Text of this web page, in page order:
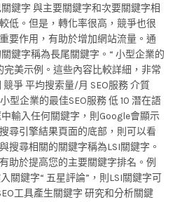
鍵字 與主要關鍵字和次要關鍵字相
低。但是，轉化率很高，競爭也很
要作用，有助於增加網站流量。通
鍵字稱為長尾關鍵字。“ 小型企業的
完美示例。這些內容比較詳細，非常
爭 平均搜索量/月 SEO服務 介質
型企業的最佳SEO服務 低 10 潛在語
輸入任何關鍵字，則Google會顯示
尋引擎結果頁面的底部，則可以看
搜尋相關的關鍵字稱為LSI關鍵字。
助於提高您的主要關鍵字排名。例
關鍵字“ 五星評論”，則LSI關鍵字可
工具產生關鍵字 研究和分析關鍵